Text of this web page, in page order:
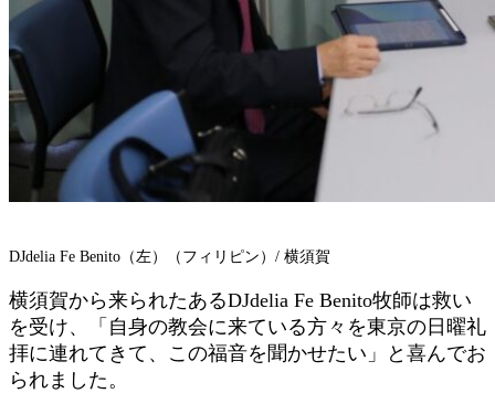
DJdelia Fe Benito（左）（フィリピン）/ 横須賀
横須賀から来られたあるDJdelia Fe Benito牧師は救い
を受け、「自身の教会に来ている方々を東京の日曜礼
拝に連れてきて、この福音を聞かせたい」と喜んでお
られました。